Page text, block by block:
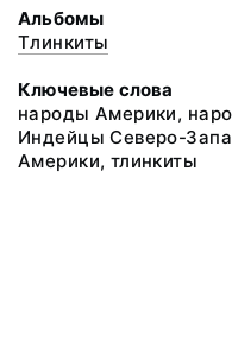
Альбомы
Тлинкиты
Ключевые слова
народы Америки,
Индейцы Северо-
Америки, тлинкиты